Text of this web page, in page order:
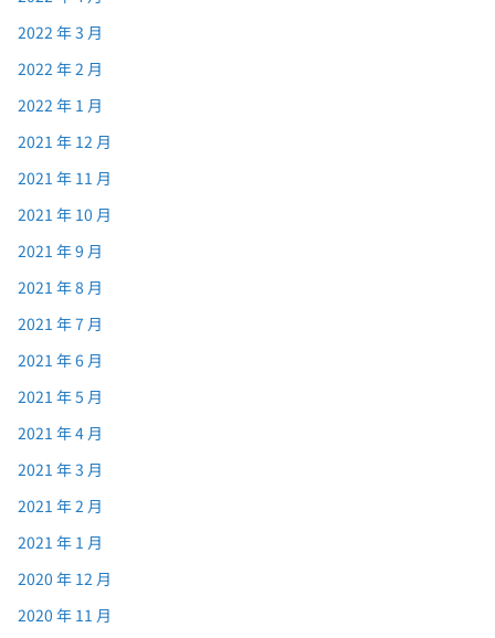
2022 年 3 月
2022 年 2 月
2022 年 1 月
2021 年 12 月
2021 年 11 月
2021 年 10 月
2021 年 9 月
2021 年 8 月
2021 年 7 月
2021 年 6 月
2021 年 5 月
2021 年 4 月
2021 年 3 月
2021 年 2 月
2021 年 1 月
2020 年 12 月
2020 年 11 月